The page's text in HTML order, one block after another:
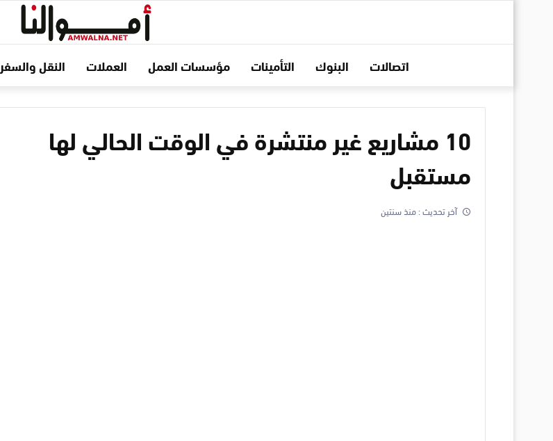
اتصالات البنوك التأمينات مؤسسات العمل العملات النقل والسفر
10 مشاريع غير منتشرة في الوقت الحالي لها
مستقبل
آخر تحديث :منذ سنتين